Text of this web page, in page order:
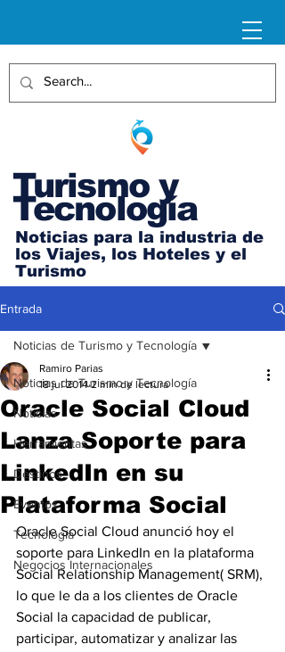
Turismo y
Tecnología
Noticias para la industria de
los Viajes, los Hoteles y el
Turismo
Entrada
Noticias de Turismo y Tecnología
Noticias
Herramientas
Destinos
Eventos
Tecnología
Negocios Internacionales
Noticias de Turismo y Tecnología
Oracle Social Cloud
Lanza Soporte para
LinkedIn en su
Plataforma Social
Ramiro Parias
18 jul 2014 2 min de lectura
Oracle Social Cloud anunció hoy el
soporte para LinkedIn en la plataforma
Social Relationship Management( SRM),
lo que le da a los clientes de Oracle
Social la capacidad de publicar,
participar, automatizar y analizar las